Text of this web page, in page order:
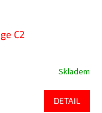
C2
Skladem
DETAIL